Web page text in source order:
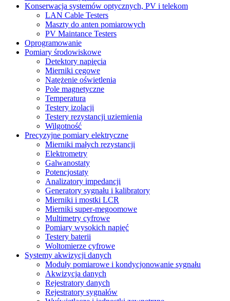
Konserwacja systemów optycznych, PV i telekom
LAN Cable Testers
Maszty do anten pomiarowych
PV Maintance Testers
Oprogramowanie
Pomiary środowiskowe
Detektory napięcia
Mierniki cęgowe
Natężenie oświetlenia
Pole magnetyczne
Temperatura
Testery izolacji
Testery rezystancji uziemienia
Wilgotność
Precyzyjne pomiary elektryczne
Mierniki małych rezystancji
Elektrometry
Galwanostaty
Potencjostaty
Analizatory impedancji
Generatory sygnału i kalibratory
Mierniki i mostki LCR
Mierniki super-megoomowe
Multimetry cyfrowe
Pomiary wysokich napięć
Testery baterii
Woltomierze cyfrowe
Systemy akwizycji danych
Moduły pomiarowe i kondycjonowanie sygnału
Akwizycja danych
Rejestratory danych
Rejestratory sygnałów